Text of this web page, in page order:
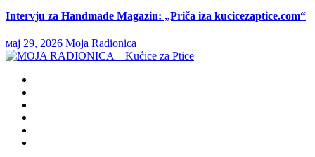
Intervju za Handmade Magazin: „Priča iza kucicezaptice.com“
мај 29, 2026 Moja Radionica